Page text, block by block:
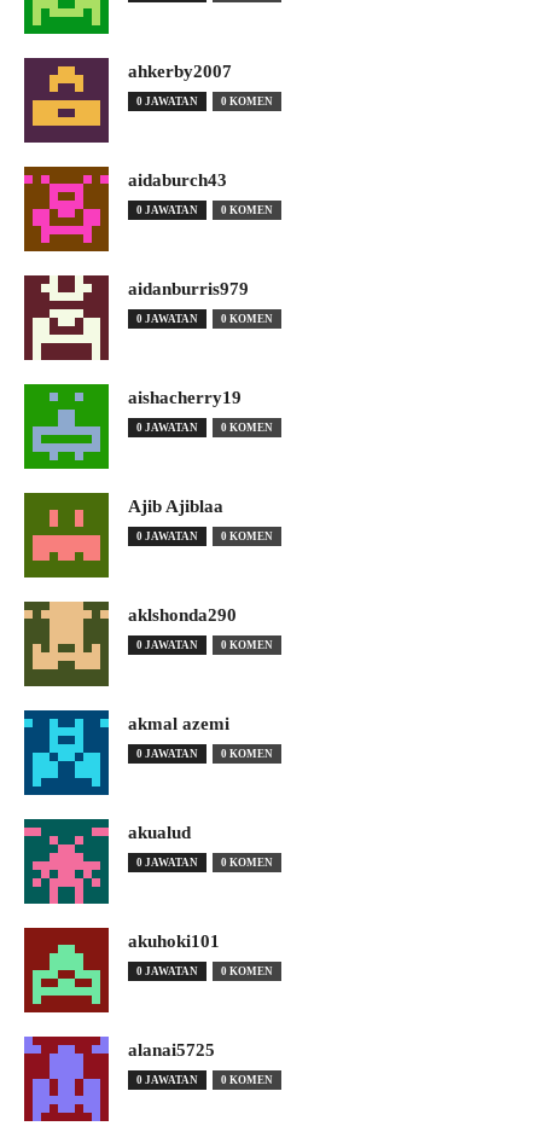
ahkerby2007
0 JAWATAN 0 KOMEN
aidaburch43
0 JAWATAN 0 KOMEN
aidanburris979
0 JAWATAN 0 KOMEN
aishacherry19
0 JAWATAN 0 KOMEN
Ajib Ajiblaa
0 JAWATAN 0 KOMEN
aklshonda290
0 JAWATAN 0 KOMEN
akmal azemi
0 JAWATAN 0 KOMEN
akualud
0 JAWATAN 0 KOMEN
akuhoki101
0 JAWATAN 0 KOMEN
alanai5725
0 JAWATAN 0 KOMEN